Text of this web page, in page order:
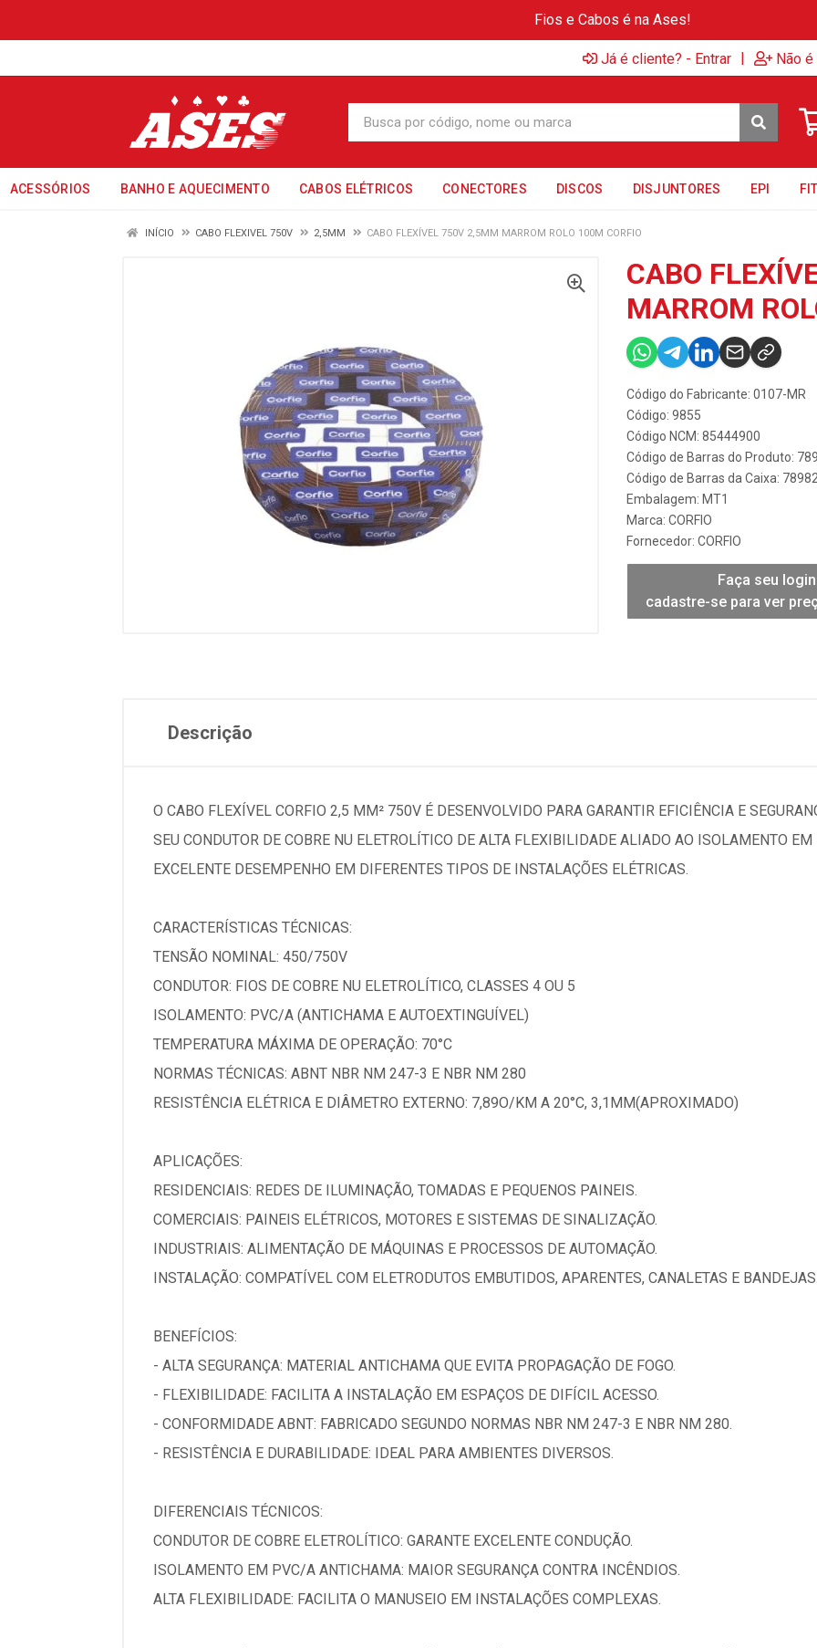
Fios e Cabos é na Ases!
Já é cliente? - Entrar | Não
ACESSÓRIOS BANHO E AQUECIMENTO CABOS ELÉTRICOS CONECTORES DISCOS DISJUNTORES EPI
INÍCIO CABO FLEXIVEL 750V 2,5MM CABO FLEXÍVEL 750V 2,5MM MARROM ROLO 100M CORFIO
CABO
MARROM
Código do Fabricante: 0107-MR
Código: 9855
Código NCM: 85444900
Código de Barras do Produto:
Código de Barras da Caixa:
Embalagem: MT1
Marca: CORFIO
Fornecedor: CORFIO
Faça seu
cadastre-se para ver
Descrição
O CABO FLEXÍVEL CORFIO 2,5 MM² 750V É DESENVOLVIDO PARA GARANTIR EFICIÊNCIA E
SEU CONDUTOR DE COBRE NU ELETROLÍTICO DE ALTA FLEXIBILIDADE ALIADO AO ISOLAMENTO
EXCELENTE DESEMPENHO EM DIFERENTES TIPOS DE INSTALAÇÕES ELÉTRICAS.
CARACTERÍSTICAS TÉCNICAS:
TENSÃO NOMINAL: 450/750V
CONDUTOR: FIOS DE COBRE NU ELETROLÍTICO, CLASSES 4 OU 5
ISOLAMENTO: PVC/A (ANTICHAMA E AUTOEXTINGUÍVEL)
TEMPERATURA MÁXIMA DE OPERAÇÃO: 70°C
NORMAS TÉCNICAS: ABNT NBR NM 247-3 E NBR NM 280
RESISTÊNCIA ELÉTRICA E DIÂMETRO EXTERNO: 7,89O/KM A 20°C, 3,1MM(APROXIMADO)
APLICAÇÕES:
RESIDENCIAIS: REDES DE ILUMINAÇÃO, TOMADAS E PEQUENOS PAINEIS.
COMERCIAIS: PAINEIS ELÉTRICOS, MOTORES E SISTEMAS DE SINALIZAÇÃO.
INDUSTRIAIS: ALIMENTAÇÃO DE MÁQUINAS E PROCESSOS DE AUTOMAÇÃO.
INSTALAÇÃO: COMPATÍVEL COM ELETRODUTOS EMBUTIDOS, APARENTES, CANALETAS E
BENEFÍCIOS:
- ALTA SEGURANÇA: MATERIAL ANTICHAMA QUE EVITA PROPAGAÇÃO DE FOGO.
- FLEXIBILIDADE: FACILITA A INSTALAÇÃO EM ESPAÇOS DE DIFÍCIL ACESSO.
- CONFORMIDADE ABNT: FABRICADO SEGUNDO NORMAS NBR NM 247-3 E NBR NM 280.
- RESISTÊNCIA E DURABILIDADE: IDEAL PARA AMBIENTES DIVERSOS.
DIFERENCIAIS TÉCNICOS:
CONDUTOR DE COBRE ELETROLÍTICO: GARANTE EXCELENTE CONDUÇÃO.
ISOLAMENTO EM PVC/A ANTICHAMA: MAIOR SEGURANÇA CONTRA INCÊNDIOS.
ALTA FLEXIBILIDADE: FACILITA O MANUSEIO EM INSTALAÇÕES COMPLEXAS.